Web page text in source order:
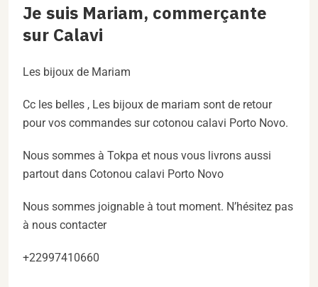
Je suis Mariam, commerçante
sur Calavi
Les bijoux de Mariam
Cc les belles , Les bijoux de mariam sont de retour
pour vos commandes sur cotonou calavi Porto Novo.
Nous sommes à Tokpa et nous vous livrons aussi
partout dans Cotonou calavi Porto Novo
Nous sommes joignable à tout moment. N’hésitez pas
à nous contacter
+22997410660